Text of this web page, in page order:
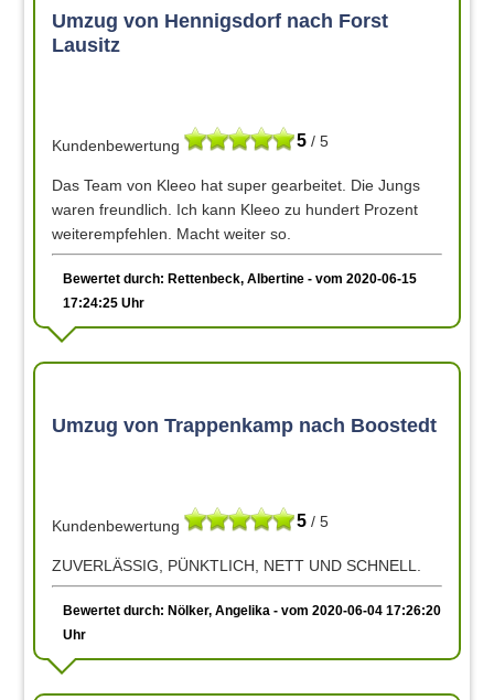
Umzug von Hennigsdorf nach Forst
Lausitz
5 / 5
Kundenbewertung
Das Team von Kleeo hat super gearbeitet. Die Jungs
waren freundlich. Ich kann Kleeo zu hundert Prozent
weiterempfehlen. Macht weiter so.
Bewertet durch: Rettenbeck, Albertine - vom 2020-06-15
17:24:25 Uhr
Umzug von Trappenkamp nach Boostedt
5 / 5
Kundenbewertung
ZUVERLÄSSIG, PÜNKTLICH, NETT UND SCHNELL.
Bewertet durch: Nölker, Angelika - vom 2020-06-04 17:26:20
Uhr